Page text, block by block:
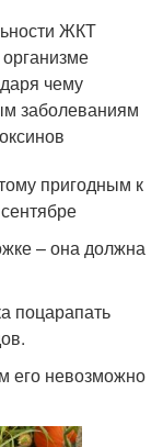
ЖКТ
чему
заболеваниям
пригодным к
– она должна
поцарапать
его невозможно